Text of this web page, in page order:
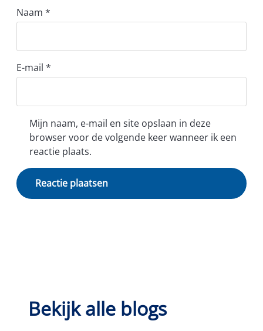
Naam *
E-mail *
Mijn naam, e-mail en site opslaan in deze
browser voor de volgende keer wanneer ik een
reactie plaats.
Bekijk alle blogs